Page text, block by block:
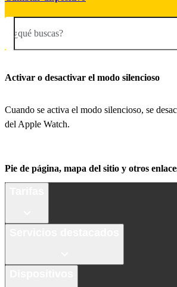
¿qué buscas?
Activar o desactivar el modo silencioso
Cuando se activa el modo silencioso, se
del Apple Watch.
Pie de página, mapa del sitio y otros